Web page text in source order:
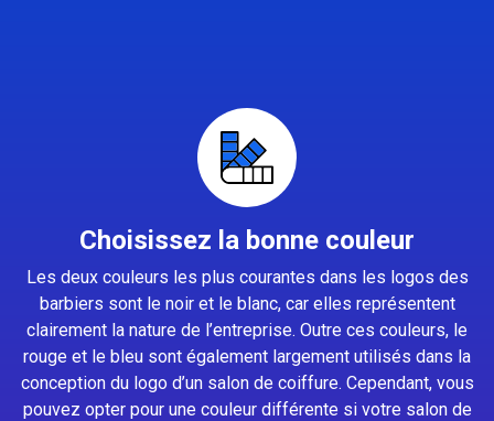
Choisissez la bonne couleur
Les deux couleurs les plus courantes dans les logos des
barbiers sont le noir et le blanc, car elles représentent
clairement la nature de l’entreprise. Outre ces couleurs, le
rouge et le bleu sont également largement utilisés dans la
conception du logo d’un salon de coiffure. Cependant, vous
pouvez opter pour une couleur différente si votre salon de